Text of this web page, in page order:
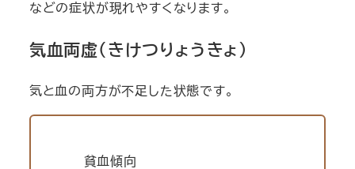
などの症状が現れやすくなります。
気血両虚（きけつりょうきょ）
気と血の両方が不足した状態です。
貧血傾向